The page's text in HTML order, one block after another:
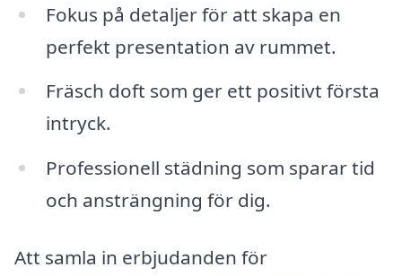
Fokus på detaljer för att skapa en
perfekt presentation av rummet.
Fräsch doft som ger ett positivt första
intryck.
Professionell städning som sparar tid
och ansträngning för dig.
Att samla in erbjudanden för